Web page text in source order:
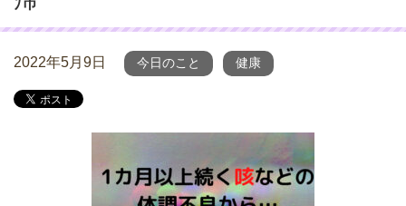
2022年5月9日 今日のこと 健康